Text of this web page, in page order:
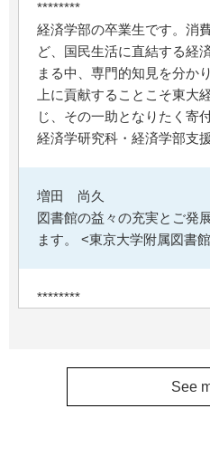
********
経済学部の卒業生です。消
ど、国民生活に直結する経
まる中、専門的知見を分か
上に貢献することこそ東大
じ、その一助となりたく寄
経済学研究科・経済学部支
増田 尚久
図書館の益々の充実とご発
ます。 <東京大学附属図書
********
植物は、実は植物同士全世
植物が未来に繋がっている
る。 植物、素晴らしい。
にも、植物の素晴らしさ、
See